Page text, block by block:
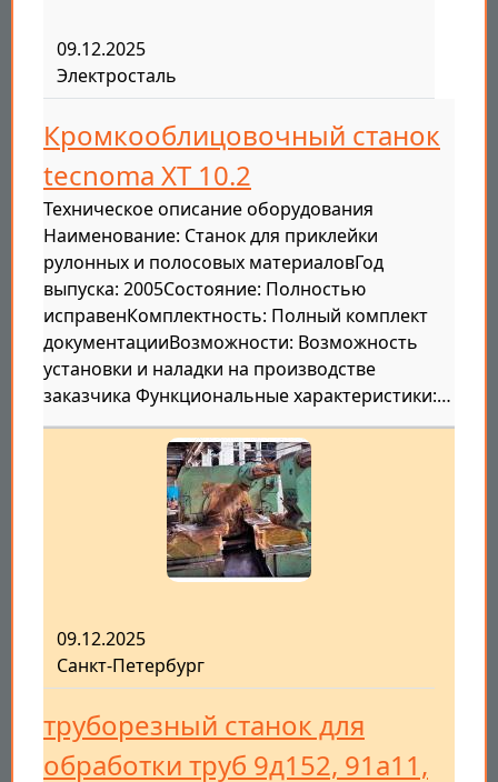
09.12.2025
Электросталь
Кромкооблицовочный станок
tecnoma XT 10.2
Техническое описание оборудования
Наименование: Станок для приклейки
рулонных и полосовых материаловГод
выпуска: 2005Состояние: Полностью
исправенКомплектность: Полный комплект
документацииВозможности: Возможность
установки и наладки на производстве
заказчика Функциональные характеристики:…
09.12.2025
Санкт-Петербург
труборезный станок для
обработки труб 9д152, 91а11,